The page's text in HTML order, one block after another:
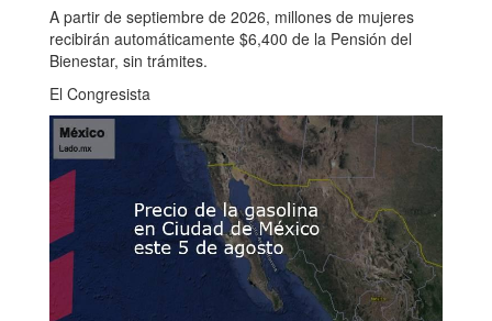
A partir de septiembre de 2026, millones de mujeres
recibirán automáticamente $6,400 de la Pensión del
Bienestar, sin trámites.
El Congresista